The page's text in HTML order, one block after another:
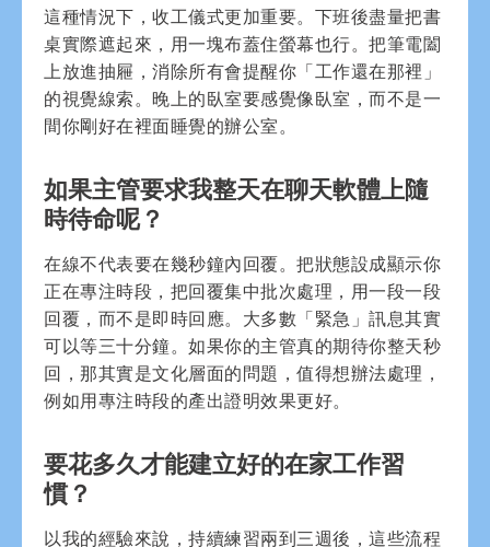
這種情況下，收工儀式更加重要。下班後盡量把書
桌實際遮起來，用一塊布蓋住螢幕也行。把筆電闔
上放進抽屜，消除所有會提醒你「工作還在那裡」
的視覺線索。晚上的臥室要感覺像臥室，而不是一
間你剛好在裡面睡覺的辦公室。
如果主管要求我整天在聊天軟體上隨
時待命呢？
在線不代表要在幾秒鐘內回覆。把狀態設成顯示你
正在專注時段，把回覆集中批次處理，用一段一段
回覆，而不是即時回應。大多數「緊急」訊息其實
可以等三十分鐘。如果你的主管真的期待你整天秒
回，那其實是文化層面的問題，值得想辦法處理，
例如用專注時段的產出證明效果更好。
要花多久才能建立好的在家工作習
慣？
以我的經驗來說，持續練習兩到三週後，這些流程